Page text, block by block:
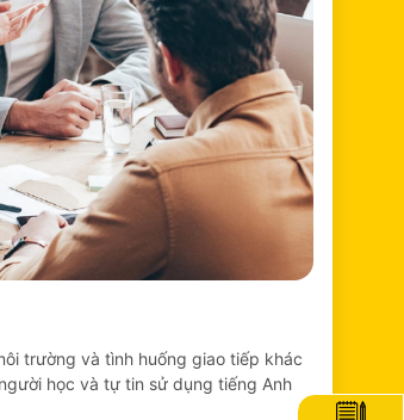
trường và tình huống giao tiếp khác
học và tự tin sử dụng tiếng Anh